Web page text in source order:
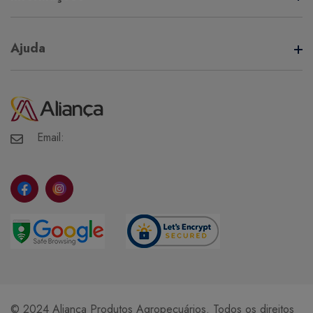
Termos de Uso
Ajuda
Minha Conta
Meus Pedidos
Meus Favoritos
Email:
© 2024 Aliança Produtos Agropecuários. Todos os direitos